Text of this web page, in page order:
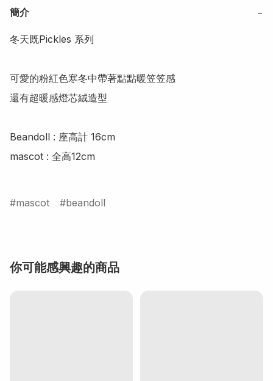
簡介 −
冬天既Pickles 系列
可愛的粉紅色寒冬中帶著點點暖笠笠感
還有超暖感燈芯絨造型
Beandoll : 座高計 16cm
mascot : 全高12cm
mascot beandoll
你可能感興趣的商品